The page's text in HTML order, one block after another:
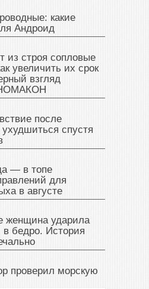
какие
Андроид
из строя сопловые
увеличить их срок
взгляд
НОМАКОН
после
спустя
— в топе
для
в августе
женщина ударила
бедро. История
проверил морскую